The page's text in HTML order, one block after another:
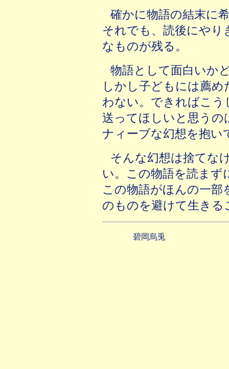
確かに物語の結末に
それでも、読後にやり
なものが残る。
物語として面白いか
しかし子どもには薦
わない。できればこう
送ってほしいと思うの
ナィーブな幻想を抱い
そんな幻想は捨てな
い。この物語を読ま
この物語がほんの一部
のものを避けて生き
碧岡烏兎